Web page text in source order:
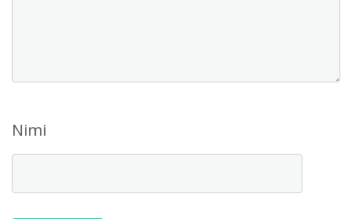
Nimi